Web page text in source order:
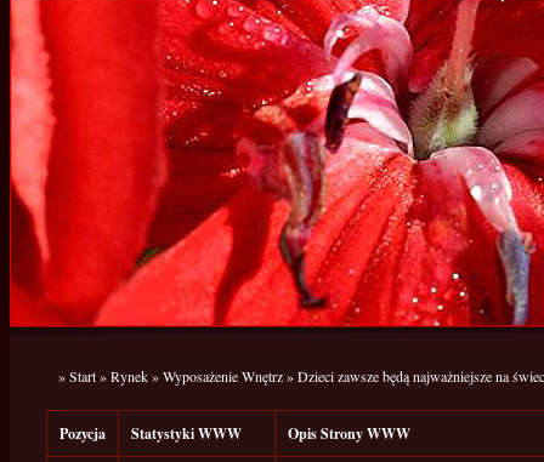
»Start»Rynek»Wyposażenie Wnętrz»Dzieci zawsze będą najważniejsze na
Pozycja Statystyki WWW Opis Strony WWW